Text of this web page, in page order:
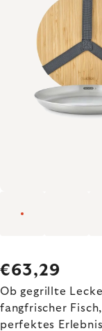
€63,29
Ob gegrillte
fangfrischer
perfektes